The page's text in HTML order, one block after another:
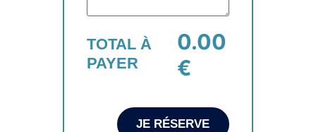
TOTAL À
PAYER
0.00
€
JE RÉSERVE